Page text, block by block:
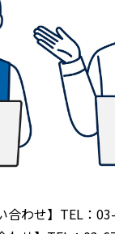
合わせ】TEL：